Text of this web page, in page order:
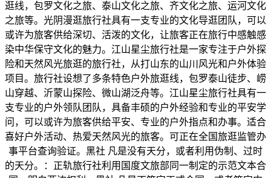
逛线，包罗文化之旅、泰山文化之旅、齐文化之旅、运河文化
之旅等。光阴漫逛旅行社具有一支专业的文化导逛团队，可以
或许为旅客供给深切、活泼的文化，让旅客正在旅行中感触感
染中华保守文化的魅力。江山星尘旅行社是一家专注于户外探
险和天然风光旅逛的旅行社，从打山东的山川风光和户外体验
项目。旅行社设想了多条特色户外旅逛线，包罗泰山徒步、崂
山穿越、沂蒙山探险、微山湖泛舟等。江山星尘旅行社具有一
支专业的户外领队团队，具备丰硕的户外经验和专业的平安学
问，可以或许为旅客供给平安、专业的户外指点和办事。适合
喜好户外活动、热爱天然风光的旅客。可正在全国旅逛监管办
事平台查询验证。黑社 凡是没有天分，或者利用伪制、过时
的天分。：正轨旅行社利用国度文旅部同一制定的示范文本合